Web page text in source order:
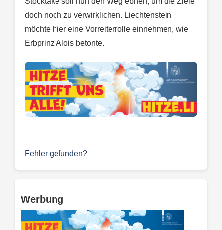
doch noch zu verwirklichen. Liechtenstein
möchte hier eine Vorreiterrolle einnehmen, wie
Erbprinz Alois betonte.
Fehler gefunden?
Werbung